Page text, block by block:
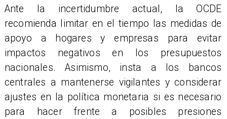
Ante la incertidumbre actual, la OCDE
recomienda limitar en el tiempo las medidas de
apoyo a hogares y empresas para evitar
impactos negativos en los presupuestos
nacionales. Asimismo, insta a los bancos
centrales a mantenerse vigilantes y considerar
ajustes en la política monetaria si es necesario
para hacer frente a posibles presiones